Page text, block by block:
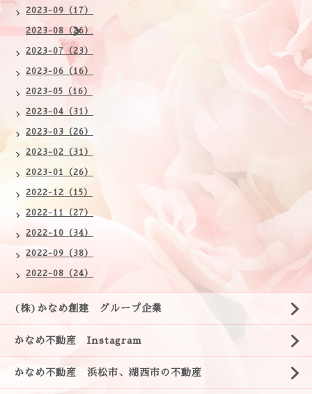
2023-09（17）
2023-08（26）
2023-07（23）
2023-06（16）
2023-05（16）
2023-04（31）
2023-03（26）
2023-02（31）
2023-01（26）
2022-12（15）
2022-11（27）
2022-10（34）
2022-09（38）
2022-08（24）
(株)かなめ創建 グループ企業
かなめ不動産 Instagram
かなめ不動産 浜松市、湖西市の不動産